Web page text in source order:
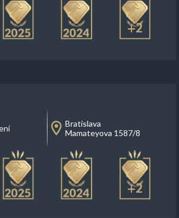
+2
Bratislava
Mamateyova 1587/8
+2